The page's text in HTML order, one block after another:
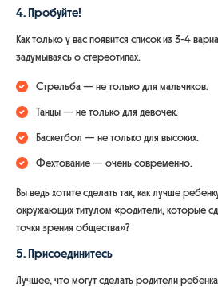
4. Пробуйте!
Как только у вас появится список из 3-4
задумываясь о стереотипах.
Стрельба — не только для мальчиков.
Танцы — не только для девочек.
Баскетбол — не только для высоких.
Фехтование — очень современно.
Вы ведь хотите сделать так, как лучше
окружающих титулом «родители, которые
точки зрения общества»?
5. Присоединитесь
Лучшее, что могут сделать родители